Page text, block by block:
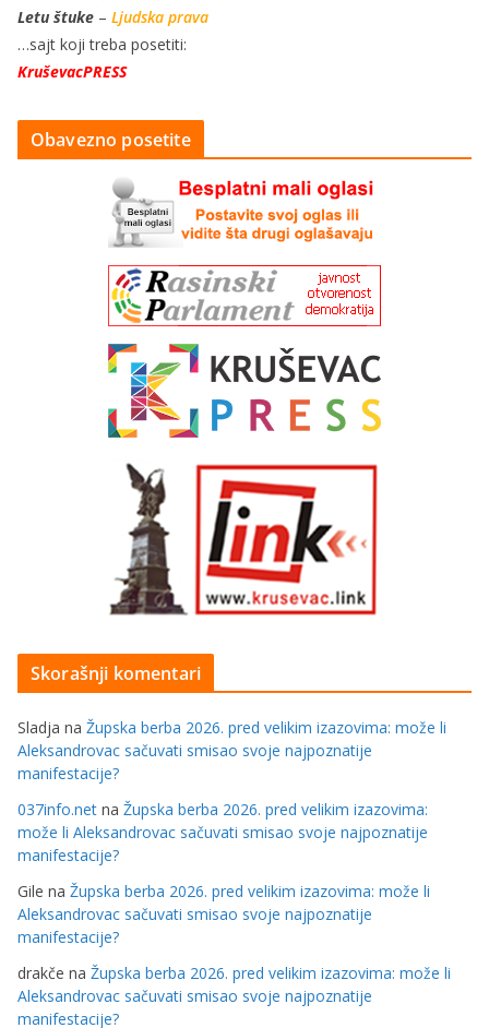
Letu štuke – Ljudska prava
…sajt koji treba posetiti:
KruševacPRESS
Obavezno posetite
Skorašnji komentari
Sladja na Župska berba 2026. pred velikim izazovima: može li
Aleksandrovac sačuvati smisao svoje najpoznatije
manifestacije?
037info.net na Župska berba 2026. pred velikim izazovima:
može li Aleksandrovac sačuvati smisao svoje najpoznatije
manifestacije?
Gile na Župska berba 2026. pred velikim izazovima: može li
Aleksandrovac sačuvati smisao svoje najpoznatije
manifestacije?
drakče na Župska berba 2026. pred velikim izazovima: može li
Aleksandrovac sačuvati smisao svoje najpoznatije
manifestacije?